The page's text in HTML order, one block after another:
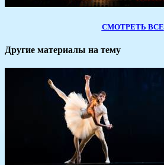
СМОТРЕТЬ ВСЕ
Другие материалы на тему